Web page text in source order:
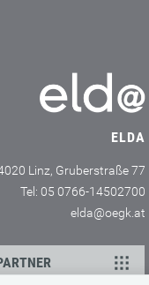
ELDA
Linz, Gruberstraße 77
Tel: 05 0766-14502700
elda@oegk.at